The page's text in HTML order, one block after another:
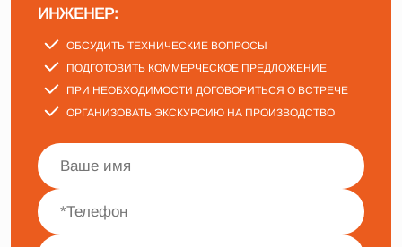
ИНЖЕНЕР:
ОБСУДИТЬ ТЕХНИЧЕСКИЕ ВОПРОСЫ
ПОДГОТОВИТЬ КОММЕРЧЕСКОЕ ПРЕДЛОЖЕНИЕ
ПРИ НЕОБХОДИМОСТИ ДОГОВОРИТЬСЯ О ВСТРЕЧЕ
ОРГАНИЗОВАТЬ ЭКСКУРСИЮ НА ПРОИЗВОДСТВО